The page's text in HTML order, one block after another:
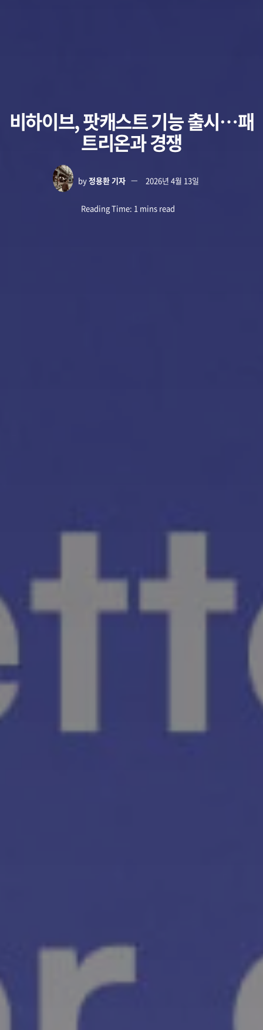
비하이브, 팟캐스트 기능 출시…패
트리온과 경쟁
by정용환 기자 2026년 4월 13일
Reading Time: 1 mins read